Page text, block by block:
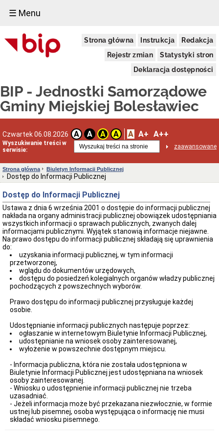
☰ Menu
Strona główna Instrukcja
Redakcja
Rejestr zmian
Statystyki stron
Deklaracja dostępności
BIP - Jednostki Samorządowe
Gminy Miejskiej Bolesławiec
Czwartek 06.08.2026 A A A A A A+ A++
Wyszukiwanie treści w
serwisie:
zaawansowane
Miejskie
Przedszkole
Publiczne
Statut
Zarządzenia_dyrektora
Adresowe
MPP
nr
w
Bolesławcu
Dane
administracyjne
MPP
nr
1
w
Bolesławcu
Zamówienia
Publiczne
Sprawozdania
finansowe
Przedszkole
Publiczne
Bolesławcu
Rekrutacja
do
przedszkola
2021/2022
Rekrutacja
do
przedszkola
Strona główna Biuletyn Informacji Publicznej
Dostęp do Informacji Publicznej
Dostęp do Informacji Publicznej
Ustawa z dnia 6 września 2001 o dostępie do informacji publicznej
nakłada na organy administracji publicznej obowiązek udostępniania
wszystkich informacji o sprawach publicznych, zwanych dalej
informacjami publicznymi. Wyjątek stanowią informacje niejawne.
Na prawo dostępu do informacji publicznej składają się uprawnienia
do:
uzyskania informacji publicznej, w tym informacji
przetworzonej,
wglądu do dokumentów urzędowych,
dostępu do posiedzeń kolegialnych organów władzy publicznej
pochodzących z powszechnych wyborów.
Prawo dostępu do informacji publicznej przysługuje każdej
osobie.
Udostępnianie informacji publicznych następuje poprzez:
ogłaszanie w internetowym Biuletynie Informacji Publicznej,
udostępnianie na wniosek osoby zainteresowanej,
wyłożenie w powszechnie dostępnym miejscu.
- Informacja publiczna, która nie została udostępniona w
Biuletynie Informacji Publicznej jest udostępniana na wniosek
osoby zainteresowanej.
- Wniosku o udostępnienie informacji publicznej nie trzeba
uzasadniać.
- Jeżeli informacja może być przekazana niezwłocznie, w formie
ustnej lub pisemnej, osoba występująca o informację nie musi
składać wniosku pisemnego.